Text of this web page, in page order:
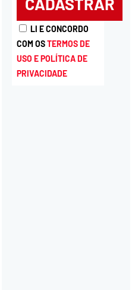
LI E CONCORDO
COM OSTERMOS DE
USO E POLÍTICA DE
PRIVACIDADE